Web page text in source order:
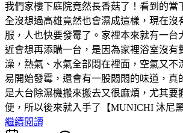
我們家樓下庭院竟然長香菇了！看到的當
全沒想過高雄竟然也會濕成這樣，現在沒
服，人也快要發霉了。家裡本來就有一台
近會想再添購一台，是因為家裡浴室沒有
澡，熱氣、水氣全部悶在裡面，空氣又不
易開始發霉，還會有一股悶悶的味道，真
是大台除濕機搬來搬去又很麻煩，尤其要
便，所以後來就入手了【MUNICHI 沐尼
繼續閱讀